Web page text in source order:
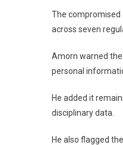
The compromised
across seven
Amorn warned
personal
He added it
disciplinary data.
He also flagged